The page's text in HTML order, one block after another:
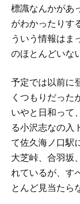
標識なんかがあ
がわかったりす
ういう情報はま
のほとんどいな
予定では以前に
くつもりだった
いやと日和って
る小沢志なの入
て佐久海ノ口駅
大芝峠、合羽坂
れているが、す
とんど見当たら